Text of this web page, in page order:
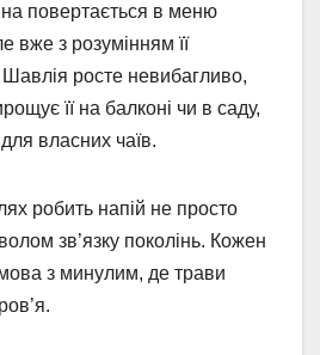
повертається в меню
вже з розумінням її
Шавлія росте невибагливо,
її на балконі чи в саду,
власних чаїв.
робить напій не просто
зв’язку поколінь. Кожен
з минулим, де трави